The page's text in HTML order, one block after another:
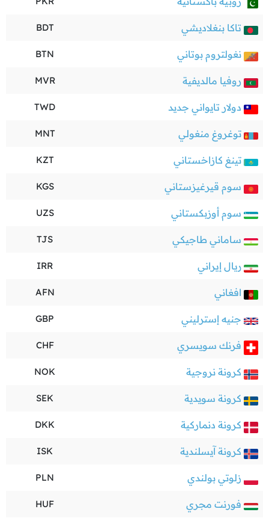
تاكا بنغلاديشي BDT
نغولتروم بوتاني BTN
روفيا مالديفية MVR
دولار تايواني جديد TWD
توغروغ منغولي MNT
تينغ كازاخستاني KZT
سوم قيرغيزستاني KGS
سوم أوزبكستاني UZS
ساماني طاجيكي TJS
ريال إيراني IRR
افغاني AFN
جنيه إسترليني GBP
فرنك سويسري CHF
كرونة نروجية NOK
كرونة سويدية SEK
كرونة دنماركية DKK
كرونة آيسلندية ISK
زلوتي بولندي PLN
فورنت مجري HUF